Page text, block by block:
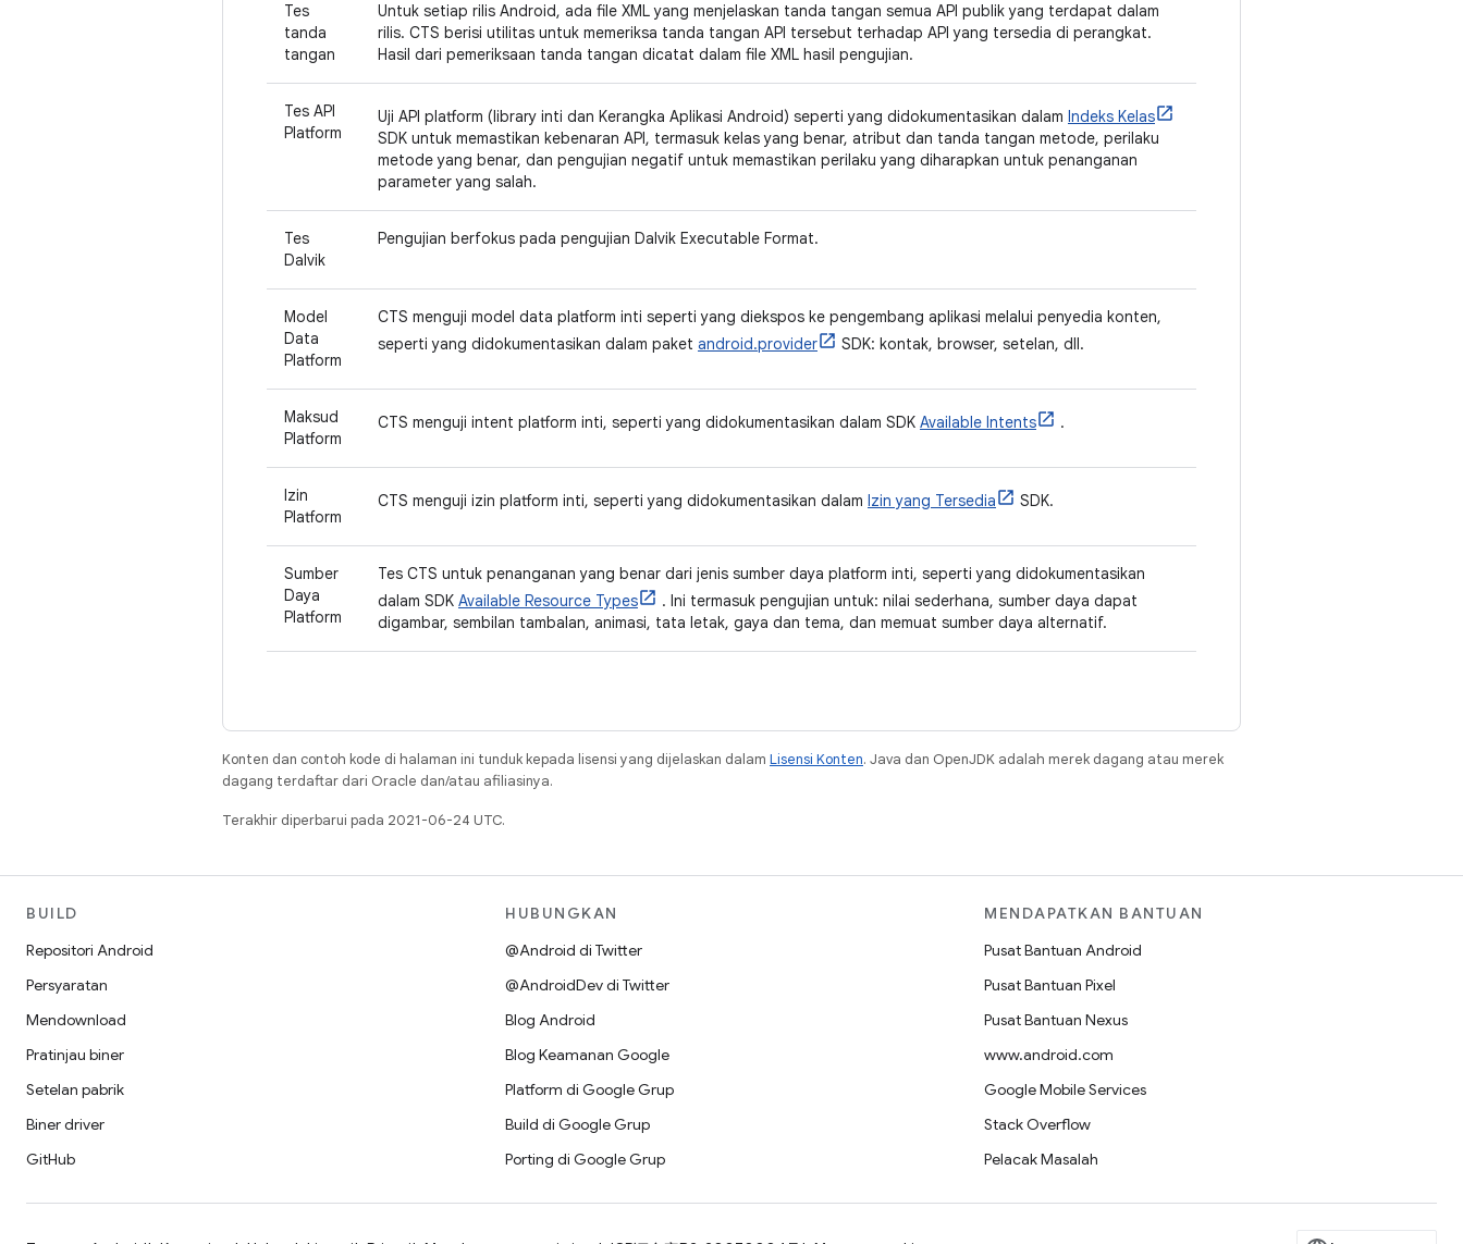
Tes
tanda
tangan
Untuk setiap rilis Android, ada file XML yang menjelaskan tanda tangan semua API publik yang terdapat dalam
rilis. CTS berisi utilitas untuk memeriksa tanda tangan API tersebut terhadap API yang tersedia di perangkat.
Hasil dari pemeriksaan tanda tangan dicatat dalam file XML hasil pengujian.
Tes API
Platform
Uji API platform (library inti dan Kerangka Aplikasi Android) seperti yang didokumentasikan dalam Indeks Kelas
SDK untuk memastikan kebenaran API, termasuk kelas yang benar, atribut dan tanda tangan metode, perilaku
metode yang benar, dan pengujian negatif untuk memastikan perilaku yang diharapkan untuk penanganan
parameter yang salah.
Tes
Dalvik
Pengujian berfokus pada pengujian Dalvik Executable Format.
Model
Data
Platform
CTS menguji model data platform inti seperti yang diekspos ke pengembang aplikasi melalui penyedia konten,
seperti yang didokumentasikan dalam paket android.provider SDK: kontak, browser, setelan, dll.
Maksud
Platform
CTS menguji intent platform inti, seperti yang didokumentasikan dalam SDK Available Intents .
Izin
Platform
CTS menguji izin platform inti, seperti yang didokumentasikan dalam Izin yang Tersedia SDK.
Sumber
Daya
Platform
Tes CTS untuk penanganan yang benar dari jenis sumber daya platform inti, seperti yang didokumentasikan
dalam SDK Available Resource Types
. Ini termasuk pengujian untuk: nilai sederhana, sumber daya dapat
digambar, sembilan tambalan, animasi, tata letak, gaya dan tema, dan memuat sumber daya alternatif.
Konten dan contoh kode di halaman ini tunduk kepada lisensi yang dijelaskan dalam Lisensi Konten. Java dan OpenJDK adalah merek dagang atau merek
dagang terdaftar dari Oracle dan/atau afiliasinya.
Terakhir diperbarui pada 2021-06-24 UTC.
BUILD
Repositori Android
Persyaratan
Mendownload
Pratinjau biner
Setelan pabrik
Biner driver
GitHub
HUBUNGKAN
@Android di Twitter
@AndroidDev di Twitter
Blog Android
Blog Keamanan Google
Platform di Google Grup
Build di Google Grup
Porting di Google Grup
MENDAPATKAN BANTUAN
Pusat Bantuan Android
Pusat Bantuan Pixel
Pusat Bantuan Nexus
www.android.com
Google Mobile Services
Stack Overflow
Pelacak Masalah